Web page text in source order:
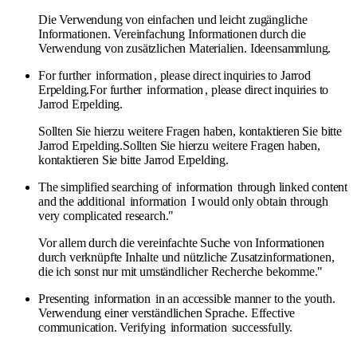
Die Verwendung von einfachen und leicht zugängliche
Informationen. Vereinfachung Informationen durch die
Verwendung von zusätzlichen Materialien. Ideensammlung.
For further information , please direct inquiries to Jarrod
Erpelding.For further information , please direct inquiries to
Jarrod Erpelding.
Sollten Sie hierzu weitere Fragen haben, kontaktieren Sie bitte
Jarrod Erpelding.Sollten Sie hierzu weitere Fragen haben,
kontaktieren Sie bitte Jarrod Erpelding.
The simplified searching of information through linked content
and the additional information I would only obtain through
very complicated research."
Vor allem durch die vereinfachte Suche von Informationen
durch verknüpfte Inhalte und nützliche Zusatzinformationen,
die ich sonst nur mit umständlicher Recherche bekomme."
Presenting information in an accessible manner to the youth.
Verwendung einer verständlichen Sprache. Effective
communication. Verifying information successfully.